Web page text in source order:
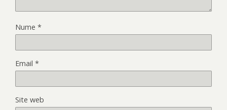
Nume *
Email *
Site web